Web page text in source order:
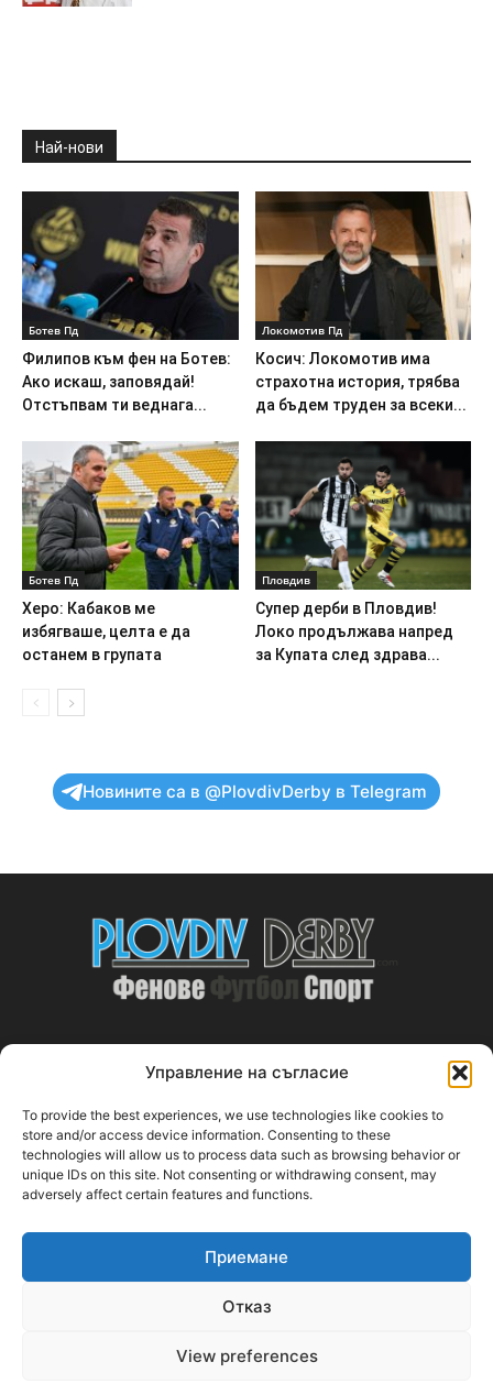
Управление на съгласие
To provide the best experiences, we use technologies like cookies to
store and/or access device information. Consenting to these
technologies will allow us to process data such as browsing behavior or
unique IDs on this site. Not consenting or withdrawing consent, may
adversely affect certain features and functions.
Приемане
Отказ
View preferences
Най-нови
Ботев Пд
Филипов към фен на Ботев:
Ако искаш, заповядай!
Отстъпвам ти веднага...
Локомотив Пд
Косич: Локомотив има
страхотна история, трябва
да бъдем труден за всеки...
Ботев Пд
Херо: Кабаков ме
избягваше, целта е да
останем в групата
Пловдив
Супер дерби в Пловдив!
Локо продължава напред
за Купата след здрава...
Новините са в @PlovdivDerby в Telegram
ABOUT US
PlovdivDerby.com е първата пловдивска изцяло футболна
медия!
Свържи се с нас:plovdivderby.com@gmail.com
FOLLOW US